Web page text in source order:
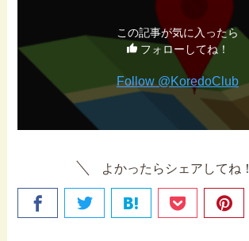
この記事が気に入ったら
フォローしてね！
Follow @KoredoClub
よかったらシェアしてね！